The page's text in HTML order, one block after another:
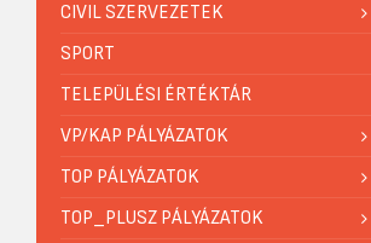
CIVIL SZERVEZETEK
SPORT
TELEPÜLÉSI ÉRTÉKTÁR
VP/KAP PÁLYÁZATOK
TOP PÁLYÁZATOK
TOP_PLUSZ PÁLYÁZATOK